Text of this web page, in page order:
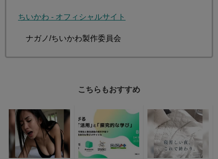
ちいかわ - オフィシャルサイト
©ナガノ/ちいかわ製作委員会
こちらもおすすめ